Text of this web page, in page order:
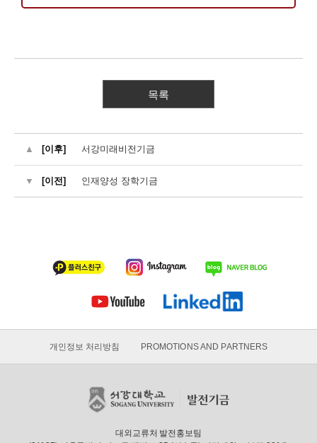
목록
[이후] 서강미래비전기금
[이전] 인재양성 장학기금
개인정보 처리방침 PROMOTIONS AND PARTNERS
대외교류처 발전홍보팀